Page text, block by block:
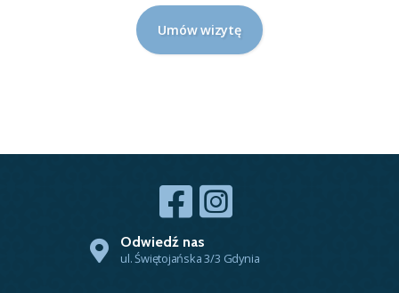
Umów wizytę
Odwiedź nas
ul. Świętojańska 3/3 Gdynia